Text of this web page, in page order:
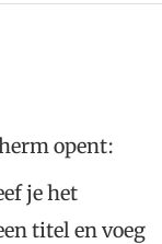
opent:
je het
titel en voeg